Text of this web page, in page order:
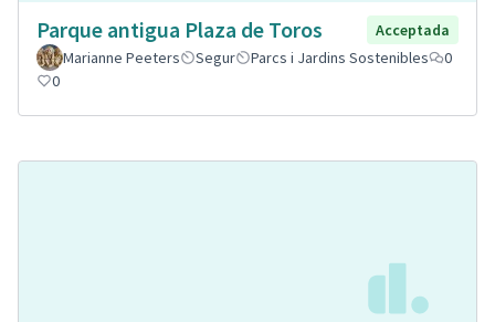
Parque antigua Plaza de Toros
Acceptada
Marianne Peeters
Segur Parcs i Jardins Sostenibles
0
0